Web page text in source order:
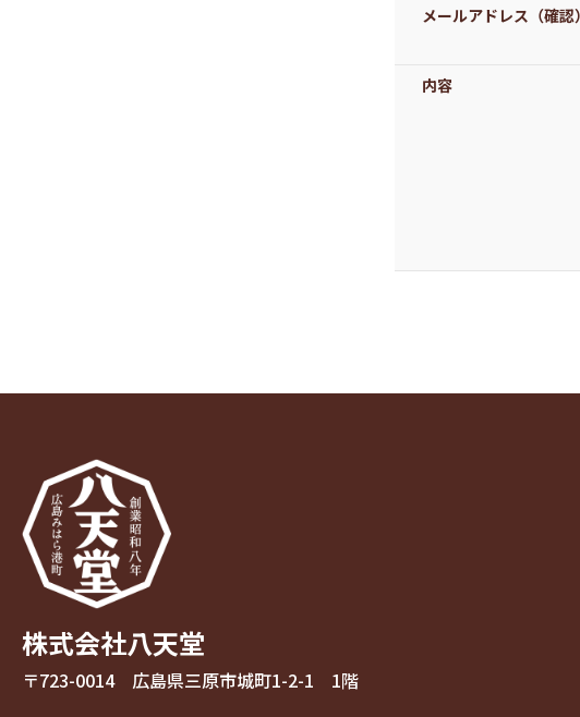
メールアドレス（確認）
内容
株式会社八天堂
〒723-0014 広島県三原市城町1-2-1 1階